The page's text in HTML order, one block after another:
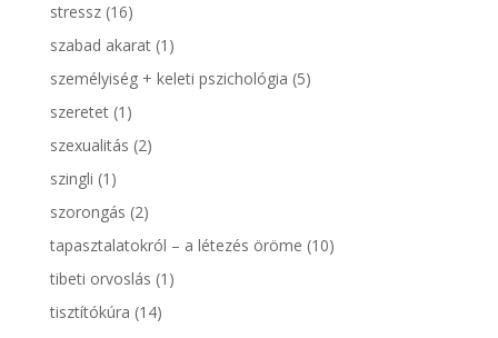
stressz(16)
szabad akarat(1)
személyiség + keleti pszichológia (5)
szeretet(1)
szexualitás (2)
szingli (1)
szorongás (2)
tapasztalatokról – a létezés öröme (10)
tibeti orvoslás (1)
tisztítókúra (14)